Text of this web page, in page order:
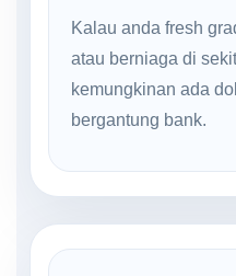
Kalau anda fresh
atau berniaga di
kemungkinan ada
bergantung bank.